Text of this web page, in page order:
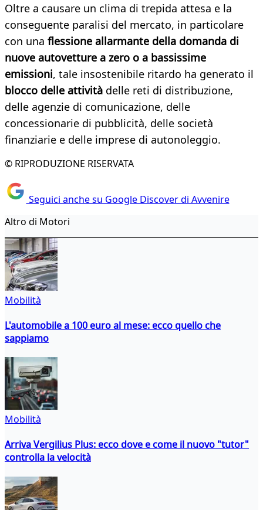
Oltre a causare un clima di trepida attesa e la
conseguente paralisi del mercato, in particolare
con una flessione allarmante della domanda di
nuove autovetture a zero o a bassissime
emissioni, tale insostenibile ritardo ha generato il
blocco delle attività delle reti di distribuzione,
delle agenzie di comunicazione, delle
⁠concessionarie di pubblicità, delle società
finanziarie e delle imprese di autonoleggio.
© RIPRODUZIONE RISERVATA
Seguici anche su Google Discover di Avvenire
Altro di Motori
Mobilità
L'automobile a 100 euro al mese: ecco quello che
sappiamo
Mobilità
Arriva Vergilius Plus: ecco dove e come il nuovo "tutor"
controlla la velocità